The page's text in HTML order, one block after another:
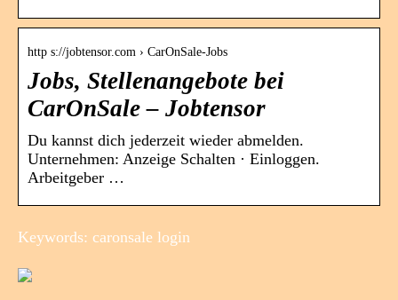
http s://jobtensor.com › CarOnSale-Jobs
Jobs, Stellenangebote bei
CarOnSale – Jobtensor
Du kannst dich jederzeit wieder abmelden.
Unternehmen: Anzeige Schalten · Einloggen.
Arbeitgeber …
Keywords: caronsale login